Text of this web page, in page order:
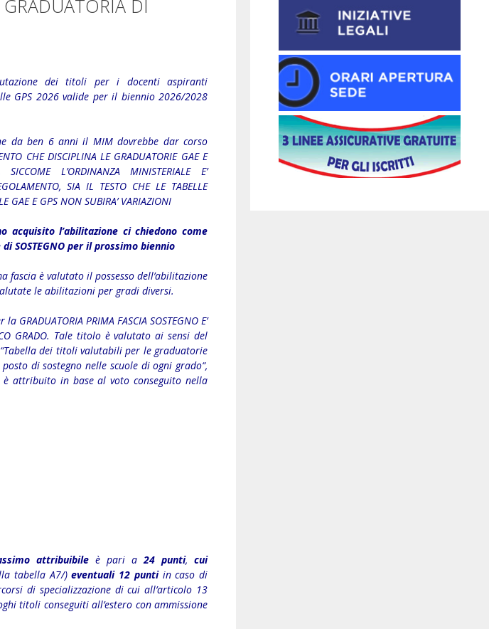
DI
dei titoli per i docenti aspiranti
GPS 2026 valide per il biennio 2026/2028
da ben 6 anni il MIM dovrebbe dar corso
CHE DISCIPLINA LE GRADUATORIE GAE E
L’ORDINANZA MINISTERIALE E’
SIA IL TESTO CHE LE TABELLE
GAE E GPS NON SUBIRA’ VARIAZIONI
acquisito l’abilitazione ci chiedono come
SOSTEGNO per il prossimo biennio
fascia è valutato il possesso dell’abilitazione
le abilitazioni per gradi diversi.
PRIMA FASCIA SOSTEGNO E’
GRADO. Tale titolo è valutato ai sensi del
dei titoli valutabili per le graduatorie
di sostegno nelle scuole di ogni grado“,
attribuito in base al voto conseguito nella
attribuibile è pari a 24 punti, cui
tabella A7/)eventuali 12 puntiin caso di
di specializzazione di cui all’articolo 13
titoli conseguiti all’estero con ammissione